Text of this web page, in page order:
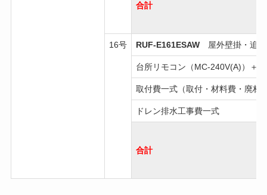
合計
16号 RUF-E161ESAW屋外壁掛・追焚
台所リモコン（MC-240V(A)）＋
取付費一式（取付・材料費・廃材
ドレン排水工事費一式
合計